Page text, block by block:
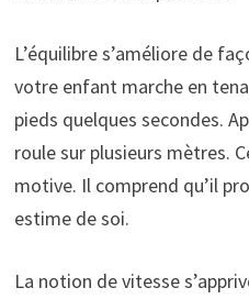
L’équilibre s’améliore de
votre enfant marche en
pieds quelques secondes.
roule sur plusieurs mètres.
motive. Il comprend qu’il
estime de soi.
La notion de vitesse